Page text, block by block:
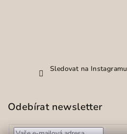
Sledovat na Instagramu
Odebírat newsletter